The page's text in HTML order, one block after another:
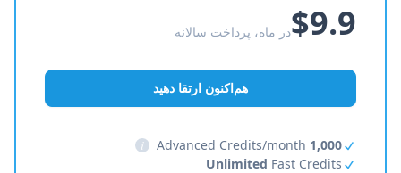
$9.9در ماه، پرداخت سالانه
هم‌اکنون ارتقا دهید
1,000
i
Unlimited Fast Credits